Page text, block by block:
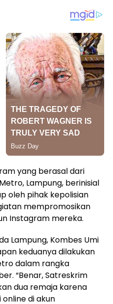
yang berasal dari
Lampung, berinisial
oleh pihak kepolisian
mempromosikan
Instagram mereka.
Lampung, Kombes Umi
keduanya dilakukan
dalam rangka
“Benar, Satreskrim
dua remaja karena
di akun